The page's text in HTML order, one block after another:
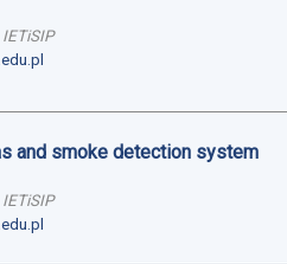
IETiSIP
and smoke detection system
IETiSIP